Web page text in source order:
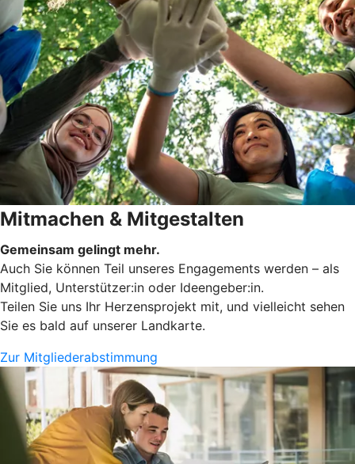
Mitmachen & Mitgestalten
Gemeinsam gelingt mehr.
Auch Sie können Teil unseres Engagements werden – als
Mitglied, Unterstützer:in oder Ideengeber:in.
Teilen Sie uns Ihr Herzensprojekt mit, und vielleicht sehen
Sie es bald auf unserer Landkarte.
Zur Mitgliederabstimmung